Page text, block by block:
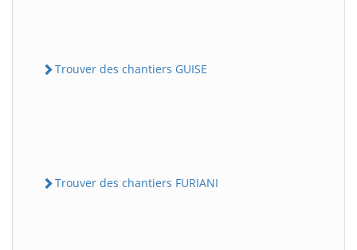
Trouver des chantiers GUISE
Trouver des chantiers FURIANI